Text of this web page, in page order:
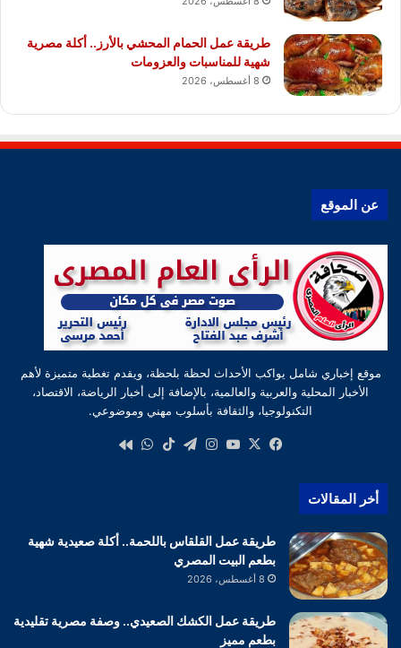
طريقة عمل الحمام المحشي بالأرز.. أكلة مصرية
شهية للمناسبات والعزومات
8 أغسطس، 2026
عن الموقع
موقع إخباري شامل يواكب الأحداث لحظة بلحظة، ويقدم تغطية متميزة لأهم
الأخبار المحلية والعربية والعالمية، بالإضافة إلى أخبار الرياضة، الاقتصاد،
التكنولوجيا، والثقافة بأسلوب مهني وموضوعي.
فيسبوك
‫X
‫YouTube
انستقرام
تيلقرام‫TikTokواتساب
أخر المقالات
طريقة عمل القلقاس باللحمة.. أكلة صعيدية شهية
بطعم البيت المصري
8 أغسطس، 2026
طريقة عمل الكشك الصعيدي.. وصفة مصرية تقليدية
بطعم مميز